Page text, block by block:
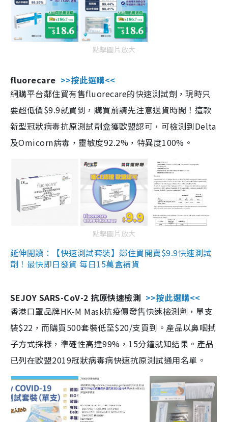
點擊圖片放大
fluorecare >>按此選購<<
網購平台鄰住買有售fluorecare的快速測試劑，現時只
要超低價$9.9就買到，購買前請先注意送貨時間！這款
新型冠狀病毒抗原測試劑盒獲歐盟認可，可檢測到Delta
及Omicorn病毒，靈敏度92.2%，特異度100%。
點擊圖片放大
延伸閱讀：【快速測試套裝】鄰住買開賣$9.9快速測試
劑！最快即日發貨 每日15萬盒補貨
SEJOY SARS-CoV-2 抗原快速檢測 >>按此選購<<
香港口罩品牌HK-M Mask抗疫價發售快速檢測劑，單支
裝$22，而購買500套裝低至$20/支買到。產品以鼻咽拭
子方式採樣，準確性高達99%，15分鐘就知結果。產品
已列在歐盟2019冠狀病毒病快速抗原測試通用名單。